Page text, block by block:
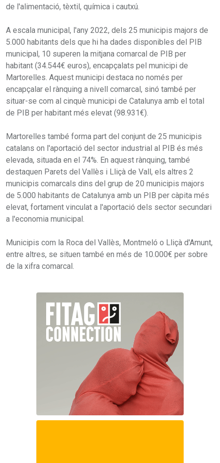
de l'alimentació, tèxtil, química i cautxú.
A escala municipal, l'any 2022, dels 25 municipis majors de
5.000 habitants dels que hi ha dades disponibles del PIB
municipal, 10 superen la mitjana comarcal de PIB per
habitant (34.544€ euros), encapçalats pel municipi de
Martorelles. Aquest municipi destaca no només per
encapçalar el rànquing a nivell comarcal, sinó també per
situar-se com al cinquè municipi de Catalunya amb el total
de PIB per habitant més elevat (98.931€).
Martorelles també forma part del conjunt de 25 municipis
catalans on l'aportació del sector industrial al PIB és més
elevada, situada en el 74%. En aquest rànquing, també
destaquen Parets del Vallès i Lliçà de Vall, els altres 2
municipis comarcals dins del grup de 20 municipis majors
de 5.000 habitants de Catalunya amb un PIB per càpita més
elevat, fortament vinculat a l'aportació dels sector secundari
a l'economia municipal.
Municipis com la Roca del Vallès, Montmeló o Lliçà d'Amunt,
entre altres, se situen també en més de 10.000€ per sobre
de la xifra comarcal.